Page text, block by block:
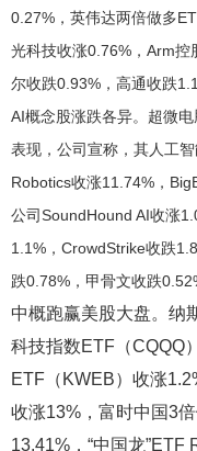
0.27%，英伟达两倍做多
光科技收涨0.76%，Arm
尔收跌0.93%，高通收跌
AI概念股涨跌各异。超微
表现，公司宣称，其人工
Robotics收涨11.74%，
公司SoundHound AI收涨
1.1%，CrowdStrike收跌
跌0.78%，甲骨文收跌
中概跑赢美股大盘。纳
科技指数ETF（CQQQ
ETF（KWEB）收涨
收涨13%，富时中国3
13.41%，“中国龙